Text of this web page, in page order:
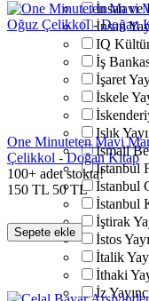
İnsan ve
İnsan
IQ Kültür
İş
İşaret
İskele
Islık
İsmail
İstanbul
İstanbul
İstanbul
İştirak
İstos
İtalik
İthaki
İz
One Minuteten Mavi
Çelikkol - Doğan Kitap
100+ adet stokta!
150 TL 50 TL
Sepete ekle